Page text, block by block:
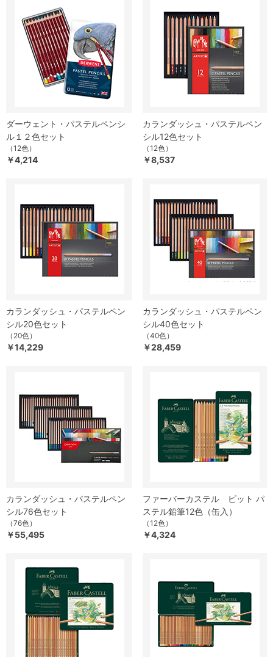
ダーウェント・パステルペンシ
ル１２色セット
（12色）
￥4,214
カランダッシュ・パステルペン
シル12色セット
（12色）
￥8,537
カランダッシュ・パステルペン
シル20色セット
（20色）
￥14,229
カランダッシュ・パステルペン
シル40色セット
（40色）
￥28,459
カランダッシュ・パステルペン
シル76色セット
（76色）
￥55,495
ファーバーカステル ピット パ
ステル鉛筆12色（缶入）
（12色）
￥4,324